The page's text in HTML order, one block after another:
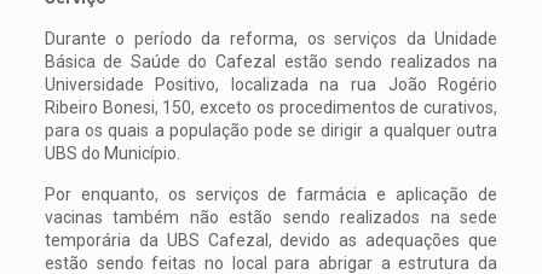
Durante o período da reforma, os serviços da Unidade
Básica de Saúde do Cafezal estão sendo realizados na
Universidade Positivo, localizada na rua João Rogério
Ribeiro Bonesi, 150, exceto os procedimentos de curativos,
para os quais a população pode se dirigir a qualquer outra
UBS do Município.
Por enquanto, os serviços de farmácia e aplicação de
vacinas também não estão sendo realizados na sede
temporária da UBS Cafezal, devido as adequações que
estão sendo feitas no local para abrigar a estrutura da